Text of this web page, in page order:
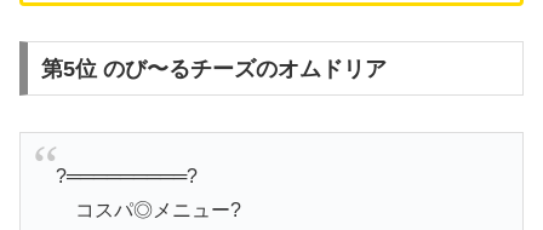
第5位 のび〜るチーズのオムドリア
?═════════?
コスパ◎メニュー?